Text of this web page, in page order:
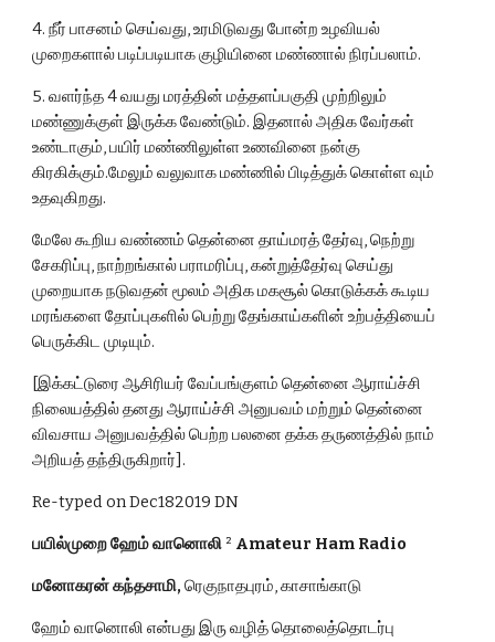
4. நீர் பாசனம் செய்வது, உரமிடுவது போன்ற உழவியல்
முறைகளால் படிப்படியாக குழியினை மண்ணால் நிரப்பலாம்.
5. வளர்ந்த 4 வயது மரத்தின் மத்தளப்பகுதி முற்றிலும்
மண்ணுக்குள் இருக்க வேண்டும். இதனால் அதிக வேர்கள்
உண்டாகும், பயிர் மண்ணிலுள்ள உணவினை நன்கு
கிரகிக்கும்.மேலும் வலுவாக மண்ணில் பிடித்துக் கொள்ள வும்
உதவுகிறது.
மேலே கூறிய வண்ணம் தென்னை தாய்மரத் தேர்வு, நெற்று
சேகரிப்பு, நாற்றங்கால் பராமரிப்பு, கன்றுத்தேர்வு செய்து
முறையாக நடுவதன் மூலம் அதிக மகசூல் கொடுக்கக் கூடிய
மரங்களை தோப்புகளில் பெற்று தேங்காய்களின் உற்பத்தியைப்
பெருக்கிட முடியும்.
[இக்கட்டுரை ஆசிரியர் வேப்பங்குளம் தென்னை ஆராய்ச்சி
நிலையத்தில் தனது ஆராய்ச்சி அனுபவம் மற்றும் தென்னை
விவசாய அனுபவத்தில் பெற்ற பலனை தக்க தருணத்தில் நாம்
அறியத் தந்திருகிறார்].
Re-typed on Dec182019 DN
பயில்முறை ஹேம் வானொலி ² Amateur Ham Radio
மனோகரன் கந்தசாமி, ரெகுநாதபுரம், காசாங்காடு
ஹேம் வானொலி என்பது இரு வழித் தொலைத்தொடர்பு